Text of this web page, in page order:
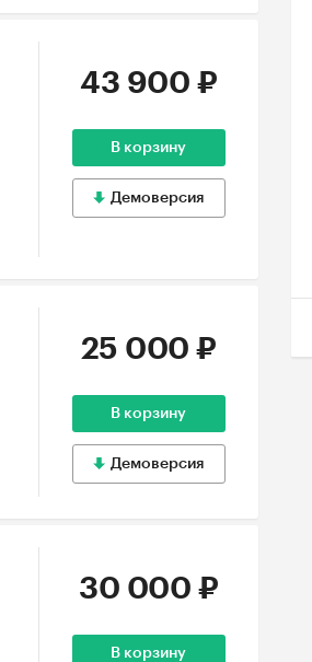
43 900 ₽
В корзину
Демоверсия
25 000 ₽
В корзину
Демоверсия
30 000 ₽
В корзину